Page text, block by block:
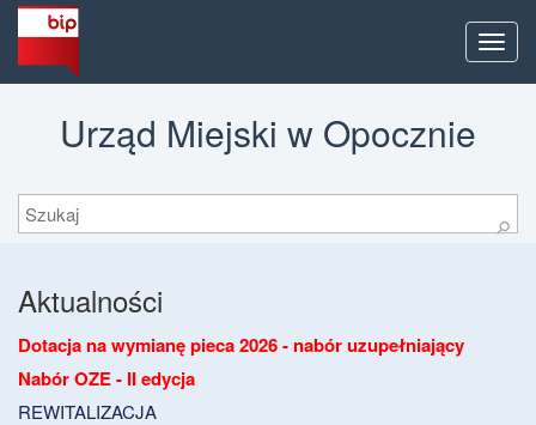
Menu
Urząd Miejski w Opocznie
Szukaj
⚲
Aktualności
Dotacja na wymianę pieca 2026 - nabór uzupełniający
Nabór OZE - II edycja
REWITALIZACJA